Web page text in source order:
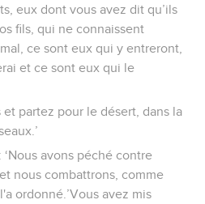
eux dont vous avez dit qu’ils
fils, qui ne connaissent
ce sont eux qui y entreront,
et ce sont eux qui le
partez pour le désert, dans la
‘Nous avons péché contre
nous combattrons, comme
ordonné.’Vous avez mis